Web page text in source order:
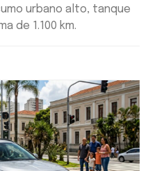
urbano alto, tanque
de 1.100 km.